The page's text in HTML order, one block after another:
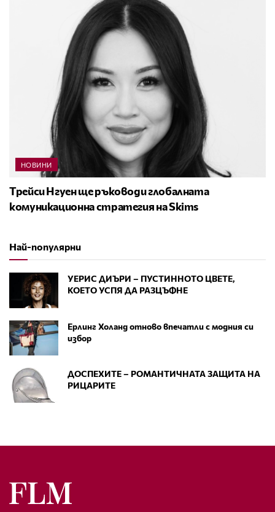
НОВИНИ
Трейси Нгуен ще ръководи глобалната
комуникационна стратегия на Skims
Най-популярни
УЕРИС ДИЪРИ – ПУСТИННОТО ЦВЕТЕ,
КОЕТО УСПЯ ДА РАЗЦЪФНЕ
Ерлинг Холанд отново впечатли с модния си
избор
ДОСПЕХИТЕ – РОМАНТИЧНАТА ЗАЩИТА НА
РИЦАРИТЕ